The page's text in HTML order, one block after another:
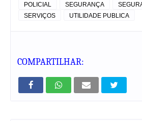
POLICIAL SEGURANÇA
SERVIÇOS
UTILIDADE PUBLICA
COMPARTILHAR: